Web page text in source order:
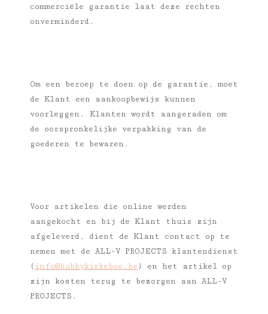
commerciële garantie laat deze rechten
onverminderd.
Om een beroep te doen op de garantie, moet
de Klant een aankoopbewijs kunnen
voorleggen. Klanten wordt aangeraden om
de oorspronkelijke verpakking van de
goederen te bewaren.
Voor artikelen die online werden
aangekocht en bij de Klant thuis zijn
afgeleverd, dient de Klant contact op te
nemen met de ALL-V PROJECTS klantendienst
( info@hobbykiekeboe.be ) en het artikel op
zijn kosten terug te bezorgen aan ALL-V
PROJECTS.